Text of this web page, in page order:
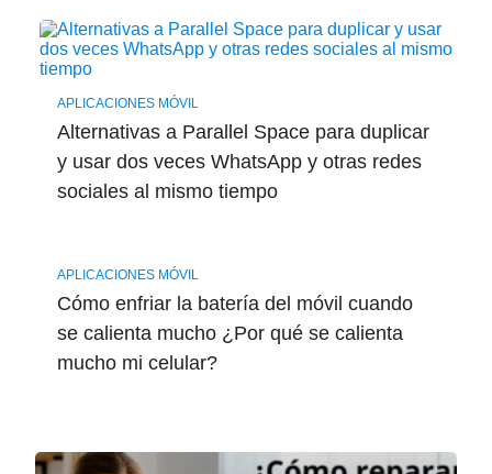
APLICACIONES MÓVIL
Alternativas a Parallel Space para duplicar
y usar dos veces WhatsApp y otras redes
sociales al mismo tiempo
APLICACIONES MÓVIL
Cómo enfriar la batería del móvil cuando
se calienta mucho ¿Por qué se calienta
mucho mi celular?